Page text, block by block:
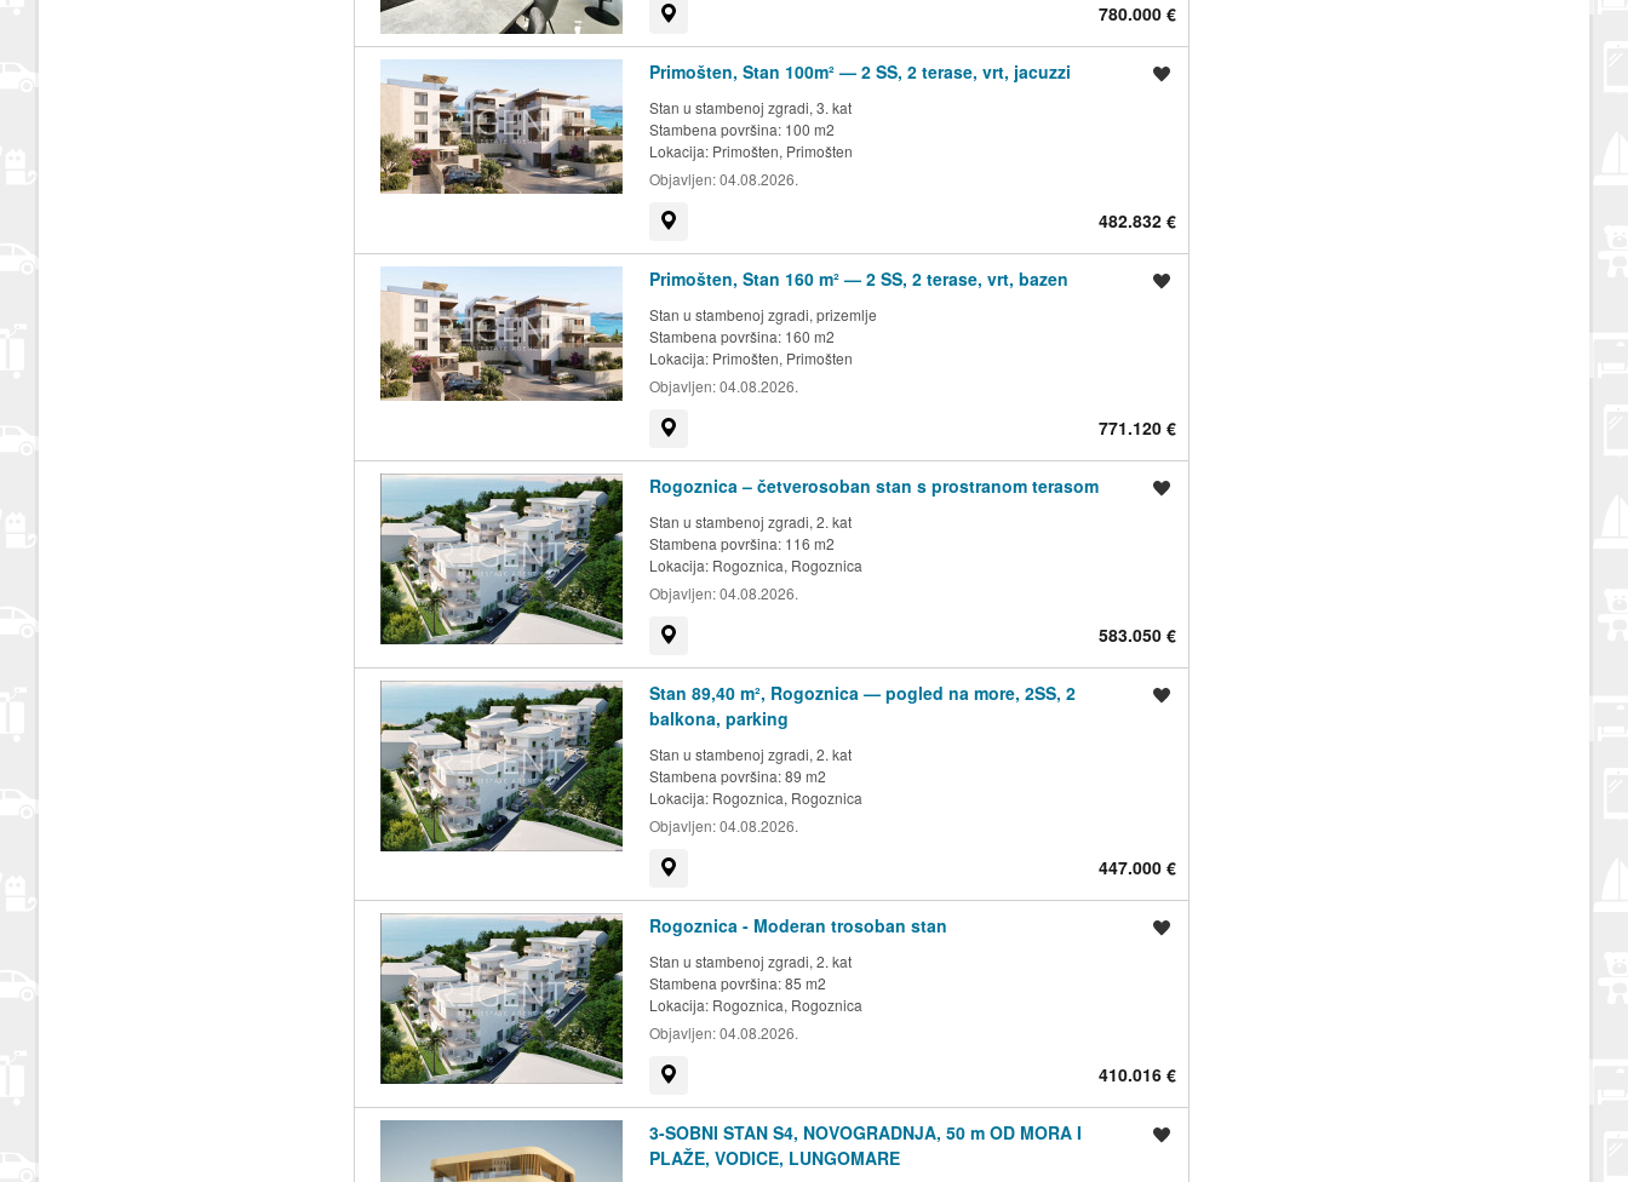
780.000 €
Primošten, Stan 100m² — 2 SS, 2 terase, vrt, jacuzzi
Stan u stambenoj zgradi, 3. kat
Stambena površina: 100 m2
Lokacija: Primošten, Primošten
Objavljen:04.08.2026.
482.832 €
Primošten, Stan 160 m² — 2 SS, 2 terase, vrt, bazen
Stan u stambenoj zgradi, prizemlje
Stambena površina: 160 m2
Lokacija: Primošten, Primošten
Objavljen:04.08.2026.
771.120 €
Rogoznica – četverosoban stan s prostranom terasom
Stan u stambenoj zgradi, 2. kat
Stambena površina: 116 m2
Lokacija: Rogoznica, Rogoznica
Objavljen:04.08.2026.
583.050 €
Stan 89,40 m², Rogoznica — pogled na more, 2SS, 2
balkona, parking
Stan u stambenoj zgradi, 2. kat
Stambena površina: 89 m2
Lokacija: Rogoznica, Rogoznica
Objavljen:04.08.2026.
447.000 €
Rogoznica - Moderan trosoban stan
Stan u stambenoj zgradi, 2. kat
Stambena površina: 85 m2
Lokacija: Rogoznica, Rogoznica
Objavljen:04.08.2026.
410.016 €
3-SOBNI STAN S4, NOVOGRADNJA, 50 m OD MORA I
PLAŽE, VODICE, LUNGOMARE